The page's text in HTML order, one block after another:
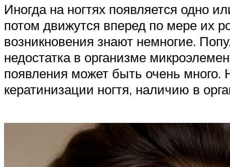
Иногда на ногтях появляется одно
потом движутся вперед по мере их
возникновения знают немногие.
недостатка в организме
появления может быть очень много.
кератинизации ногтя, наличию в